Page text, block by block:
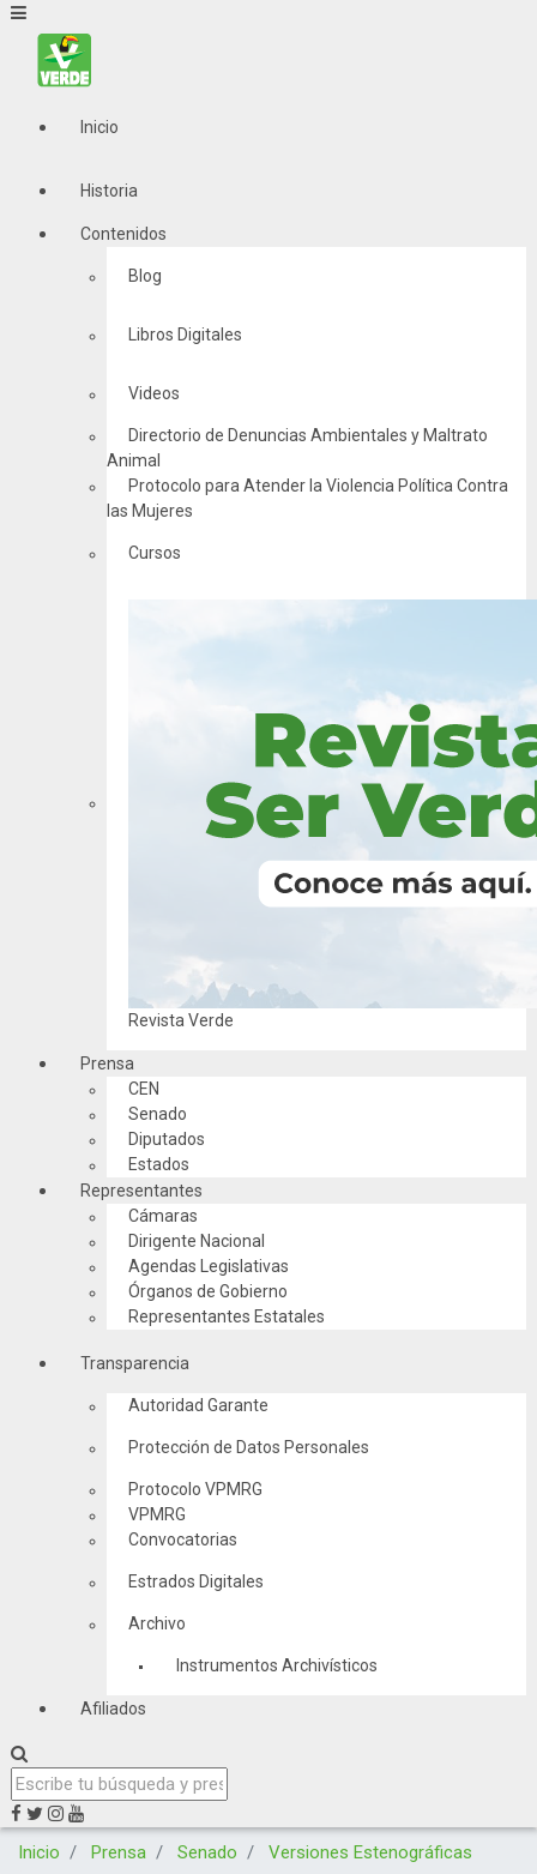
Inicio
Historia
Contenidos
Blog
Libros Digitales
Videos
Directorio de Denuncias Ambientales y Maltrato
Animal
Protocolo para Atender la Violencia Política Contra
las Mujeres
Cursos
Revista Verde
Prensa
CEN
Senado
Diputados
Estados
Representantes
Cámaras
Dirigente Nacional
Agendas Legislativas
Órganos de Gobierno
Representantes Estatales
Transparencia
Autoridad Garante
Protección de Datos Personales
Protocolo VPMRG
VPMRG
Convocatorias
Estrados Digitales
Archivo
Instrumentos Archivísticos
Afiliados
Inicio Prensa Senado Versiones Estenográficas